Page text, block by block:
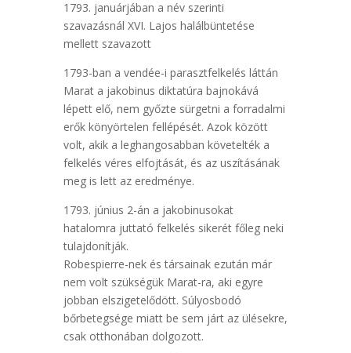
1793. januárjában a név szerinti
szavazásnál XVI. Lajos halálbüntetése
mellett szavazott
1793-ban a vendée-i parasztfelkelés láttán
Marat a jakobinus diktatúra bajnokává
lépett elő, nem győzte sürgetni a forradalmi
erők könyörtelen fellépését. Azok között
volt, akik a leghangosabban követelték a
felkelés véres elfojtását, és az uszításának
meg is lett az eredménye.
1793. június 2-án a jakobinusokat
hatalomra juttató felkelés sikerét főleg neki
tulajdonítják.
Robespierre-nek és társainak ezután már
nem volt szükségük Marat-ra, aki egyre
jobban elszigetelődött. Súlyosbodó
bőrbetegsége miatt be sem járt az ülésekre,
csak otthonában dolgozott.